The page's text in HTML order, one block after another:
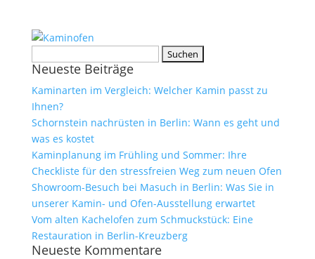
nach:
Neueste Beiträge
Kaminarten im Vergleich: Welcher Kamin passt zu
Ihnen?
Schornstein nachrüsten in Berlin: Wann es geht und
was es kostet
Kaminplanung im Frühling und Sommer: Ihre
Checkliste für den stressfreien Weg zum neuen Ofen
Showroom-Besuch bei Masuch in Berlin: Was Sie in
unserer Kamin- und Ofen-Ausstellung erwartet
Vom alten Kachelofen zum Schmuckstück: Eine
Restauration in Berlin-Kreuzberg
Neueste Kommentare